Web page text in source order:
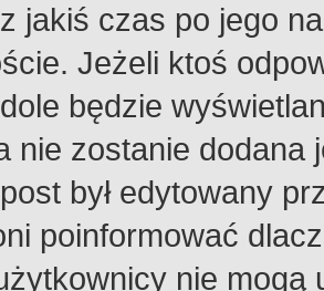
jakiś czas po jego
Jeżeli ktoś
będzie
nie zostanie dodana
był edytowany
poinformować
nie